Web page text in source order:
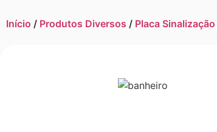
Início / Produtos Diversos / Placa Sinalização